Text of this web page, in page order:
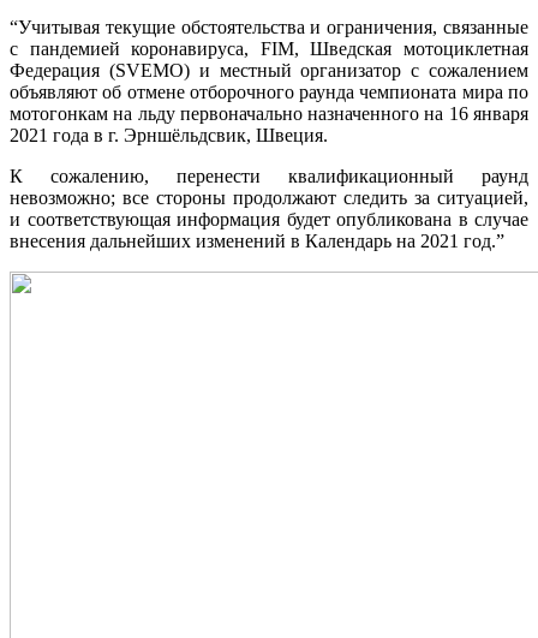
“Учитывая текущие обстоятельства и ограничения, связанные
с пандемией коронавируса, FIM, Шведская мотоциклетная
Федерация (SVEMO) и местный организатор с сожалением
объявляют об отмене отборочного раунда чемпионата мира по
мотогонкам на льду первоначально назначенного на 16 января
2021 года в г. Эрншёльдсвик, Швеция.
К сожалению, перенести квалификационный раунд
невозможно; все стороны продолжают следить за ситуацией,
и соответствующая информация будет опубликована в случае
внесения дальнейших изменений в Календарь на 2021 год.”